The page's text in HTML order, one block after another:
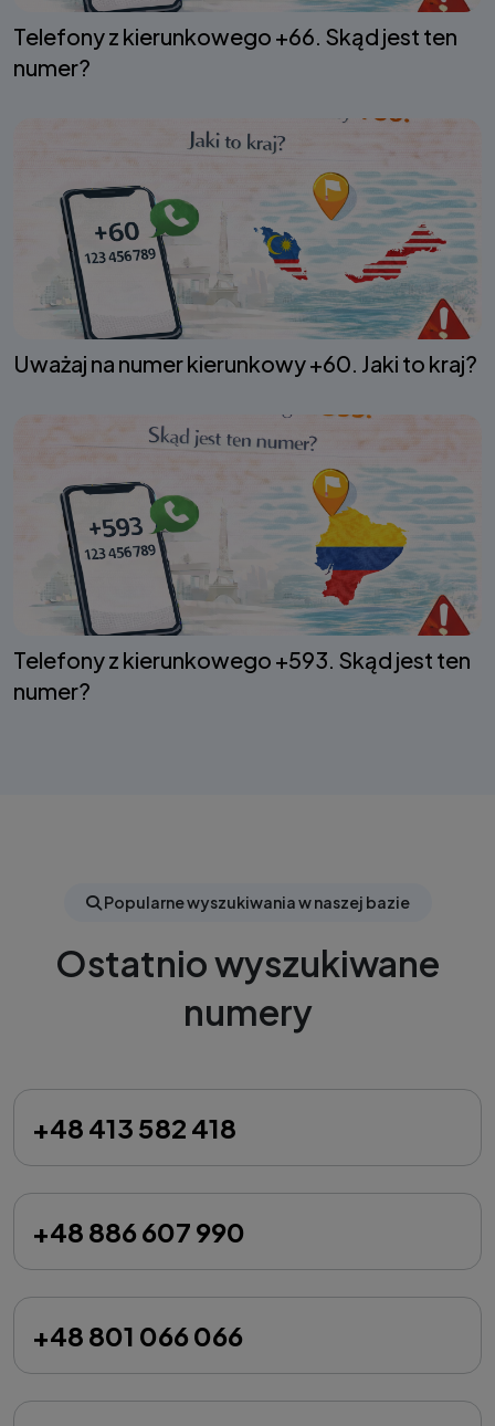
Telefony z kierunkowego +66. Skąd jest ten
numer?
Uważaj na numer kierunkowy +60. Jaki to kraj?
Telefony z kierunkowego +593. Skąd jest ten
numer?
Popularne wyszukiwania w naszej bazie
Ostatnio wyszukiwane
numery
+48 413 582 418
+48 886 607 990
+48 801 066 066